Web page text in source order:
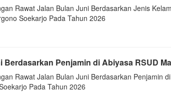
Rawat Jalan Bulan Juni Berdasarkan Jenis
Soekarjo Pada Tahun 2026
Penjamin di Abiyasa RSUD
Rawat Jalan Bulan Juni Berdasarkan Penjamin
Pada Tahun 2026